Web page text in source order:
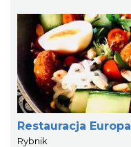
Restauracja Europa
Rybnik